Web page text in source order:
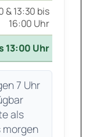
& 13:30 bis
16:00 Uhr
13:00 Uhr
7 Uhr
als
morgen